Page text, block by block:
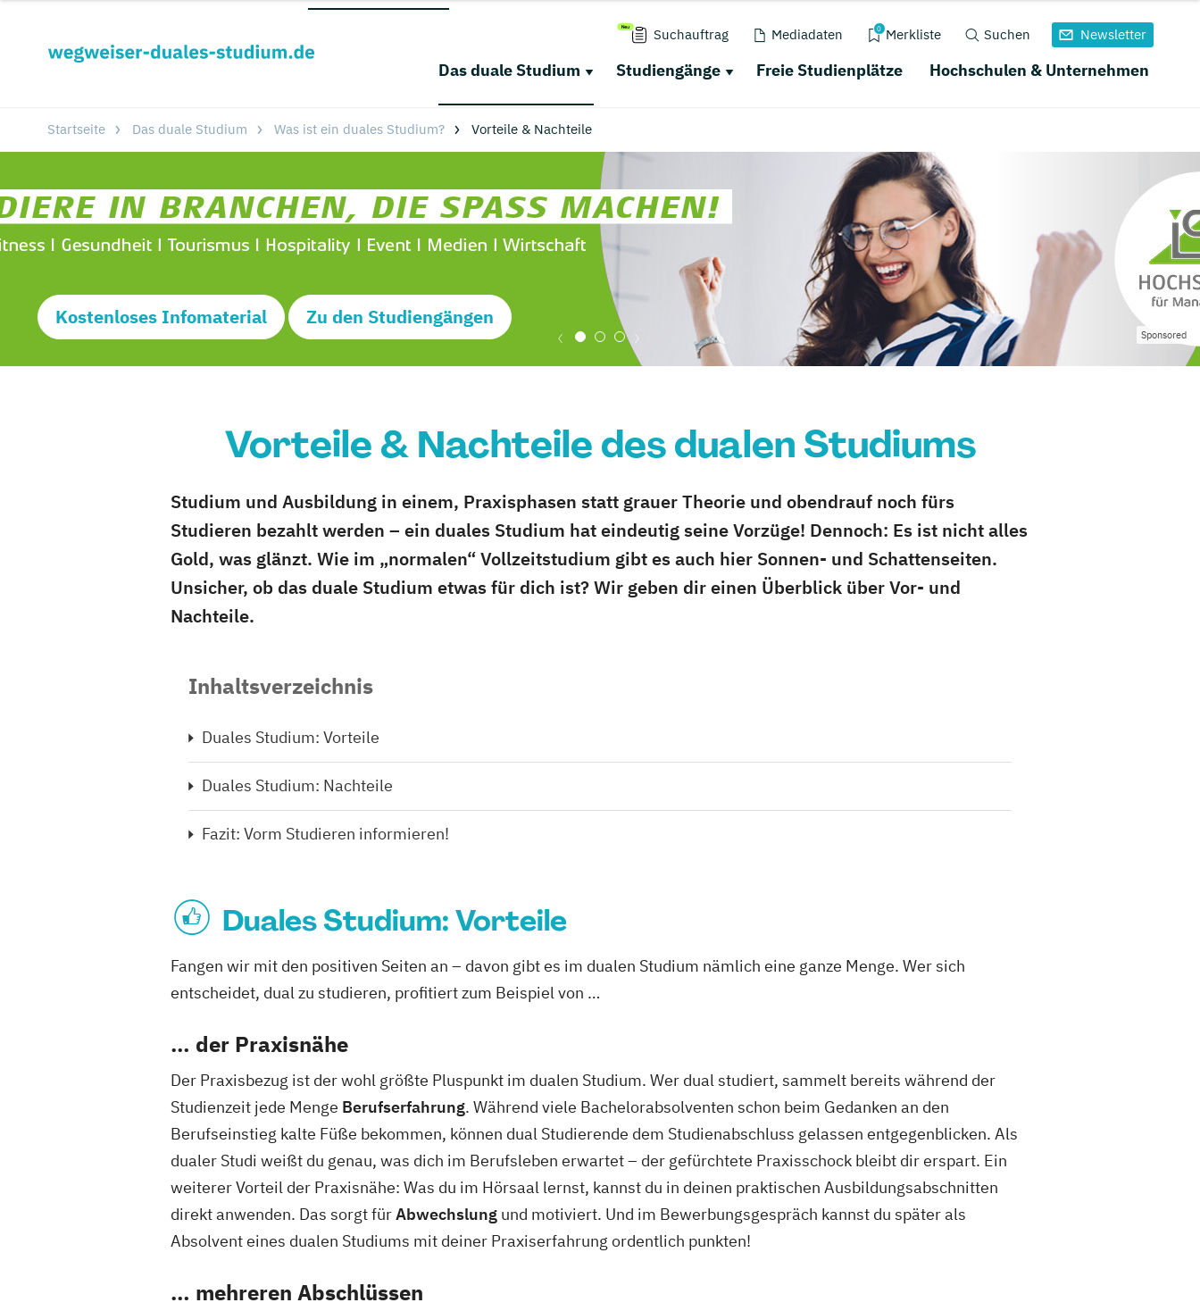
Suchauftrag Mediadaten 0 Merkliste Suchen Newsletter
Das duale Studium Studiengänge Freie Studienplätze Hochschulen & Unternehmen
Startseite Das duale Studium Was ist ein duales Studium? Vorteile & Nachteile
Kostenloses Infomaterial Zu den Studiengängen
Sponsored
Vorteile & Nachteile des dualen Studiums
Studium und Ausbildung in einem, Praxisphasen statt grauer Theorie und obendrauf noch fürs
Studieren bezahlt werden – ein duales Studium hat eindeutig seine Vorzüge! Dennoch: Es ist nicht alles
Gold, was glänzt. Wie im „normalen“ Vollzeitstudium gibt es auch hier Sonnen- und Schattenseiten.
Unsicher, ob das duale Studium etwas für dich ist? Wir geben dir einen Überblick über Vor- und
Nachteile.
Inhaltsverzeichnis
Duales Studium: Vorteile
Duales Studium: Nachteile
Fazit: Vorm Studieren informieren!
Duales Studium: Vorteile
Fangen wir mit den positiven Seiten an – davon gibt es im dualen Studium nämlich eine ganze Menge. Wer sich
entscheidet, dual zu studieren, profitiert zum Beispiel von …
… der Praxisnähe
Der Praxisbezug ist der wohl größte Pluspunkt im dualen Studium. Wer dual studiert, sammelt bereits während der
Studienzeit jede Menge Berufserfahrung. Während viele Bachelorabsolventen schon beim Gedanken an den
Berufseinstieg kalte Füße bekommen, können dual Studierende dem Studienabschluss gelassen entgegenblicken. Als
dualer Studi weißt du genau, was dich im Berufsleben erwartet – der gefürchtete Praxisschock bleibt dir erspart. Ein
weiterer Vorteil der Praxisnähe: Was du im Hörsaal lernst, kannst du in deinen praktischen Ausbildungsabschnitten
direkt anwenden. Das sorgt fürAbwechslung und motiviert. Und im Bewerbungsgespräch kannst du später als
Absolvent eines dualen Studiums mit deiner Praxiserfahrung ordentlich punkten!
… mehreren Abschlüssen